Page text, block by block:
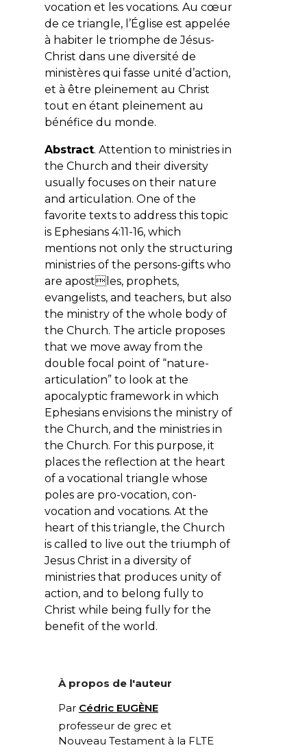
vocation et les vocations. Au cœur
de ce triangle, l’Église est appelée
à habiter le triomphe de Jésus-
Christ dans une diversité de
ministères qui fasse unité d’action,
et à être pleinement au Christ
tout en étant pleinement au
bénéfice du monde.
Abstract. Attention to ministries in
the Church and their diversity
usually focuses on their nature
and articulation. One of the
favorite texts to address this topic
is Ephesians 4:11-16, which
mentions not only the structuring
ministries of the persons-gifts who
are apostles, prophets,
evangelists, and teachers, but also
the ministry of the whole body of
the Church. The article proposes
that we move away from the
double focal point of “nature-
articulation” to look at the
apocalyptic framework in which
Ephesians envisions the ministry of
the Church, and the ministries in
the Church. For this purpose, it
places the reflection at the heart
of a vocational triangle whose
poles are pro-vocation, con-
vocation and vocations. At the
heart of this triangle, the Church
is called to live out the triumph of
Jesus Christ in a diversity of
ministries that produces unity of
action, and to belong fully to
Christ while being fully for the
benefit of the world.
À propos de l'auteur
Par Cédric EUGÈNE
professeur de grec et
Nouveau Testament à la FLTE